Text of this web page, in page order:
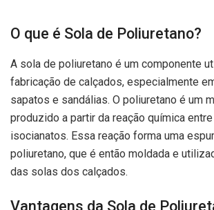
O que é Sola de Poliuretano?
A sola de poliuretano é um componente
fabricação de calçados, especialmente
sapatos e sandálias. O poliuretano é um
produzido a partir da reação química
isocianatos. Essa reação forma uma
poliuretano, que é então moldada e
das solas dos calçados.
Vantagens da Sola de